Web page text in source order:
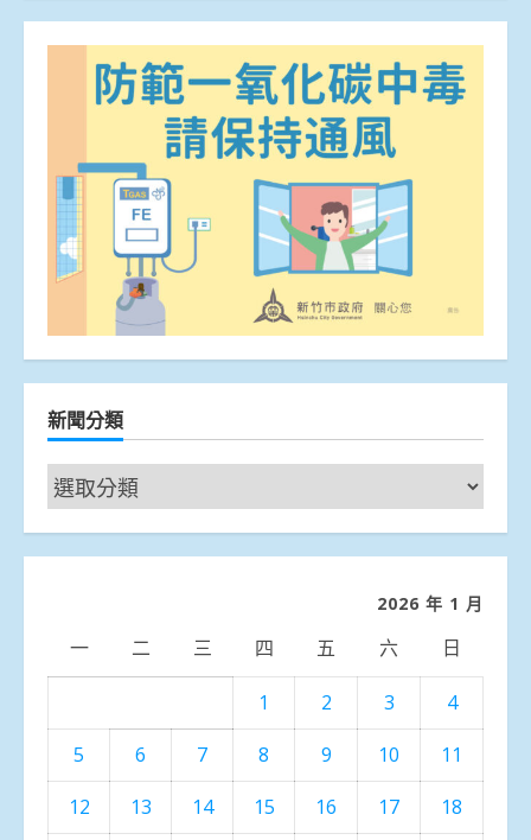
新聞分類
新
聞
分
2026 年 1 月
一 二 三 四 五 六 日
1 2 3
4
5
6 7 8 9 10
11
12
13 14 15 16 17
18